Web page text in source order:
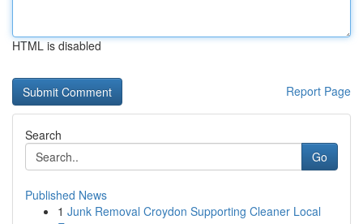
HTML is disabled
Report Page
Search
Go
Published News
1 Junk Removal Croydon Supporting Cleaner Local